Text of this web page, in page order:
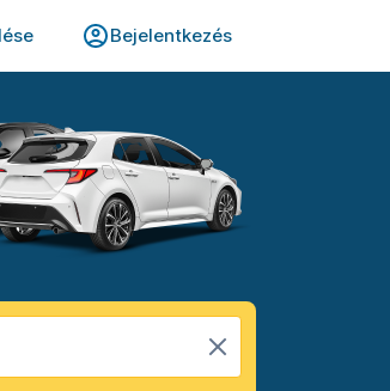
Bejelentkezés